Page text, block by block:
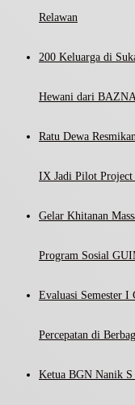
Relawan
200 Keluarga di
Hewani dari
Ratu Dewa
IX Jadi Pilot
Gelar Khitanan
Program Sosial
Evaluasi Semester I
Percepatan di
Ketua BGN Nanik